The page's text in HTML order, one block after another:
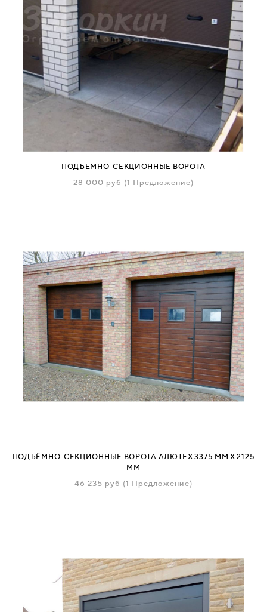
ПОДЪЕМНО-СЕКЦИОННЫЕ ВОРОТА
28 000 руб (1 Предложение)
ПОДЪЁМНО-СЕКЦИОННЫЕ ВОРОТА АЛЮТЕХ 3375 ММ Х 2125
ММ
46 235 руб (1 Предложение)